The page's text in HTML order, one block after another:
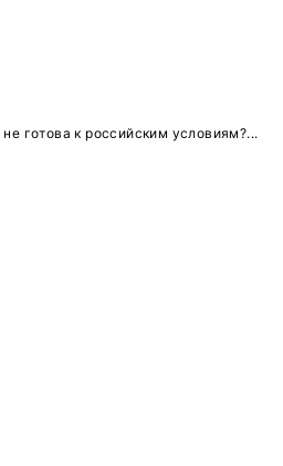
готова к российским условиям?...